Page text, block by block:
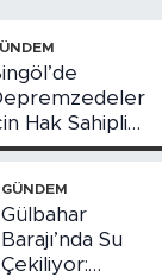
Hak Sahipliği
Süreci
GÜNDEM
Gülbahar
Barajı’nda Su
Çekiliyor: